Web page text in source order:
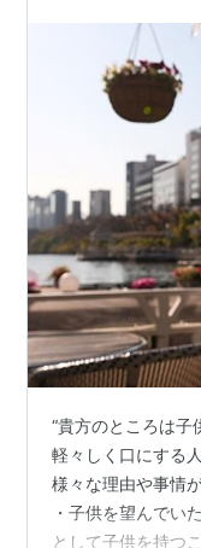
“貴方のところは子
軽々しく口にする
様々な理由や事情
・子供を望んでい
として子供を持つ